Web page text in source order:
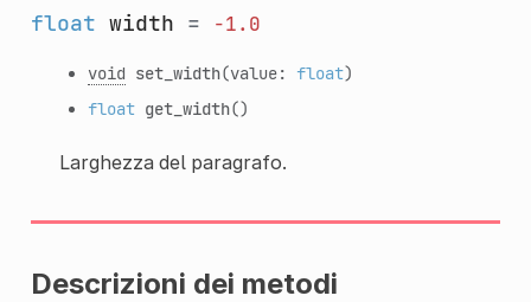
float width = -1.0
void set_width(value: float)
float get_width()
Larghezza del paragrafo.
Descrizioni dei metodi